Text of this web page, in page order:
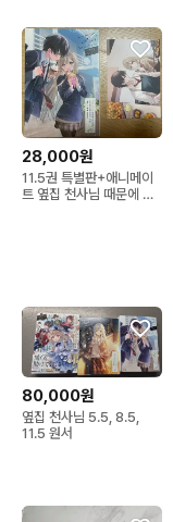
28,000원
11.5권 특별판+애니메이
트 옆집 천사님 때문에 어
80,000원
옆집 천사님 5.5, 8.5,
11.5 원서